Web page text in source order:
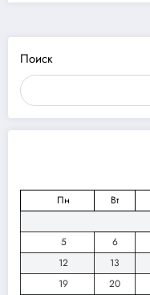
Поиск
Пн
Вт
5
6
12
13
19
20